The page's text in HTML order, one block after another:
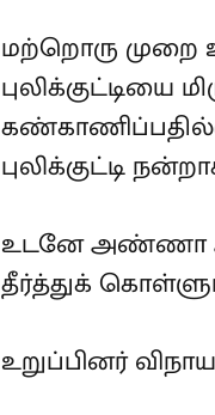
மற்றொரு முறை
புலிக்குட்டியை
புலிக்குட்டி
உடனே அண்ணா
தீர்த்துக்
உறுப்பினர்